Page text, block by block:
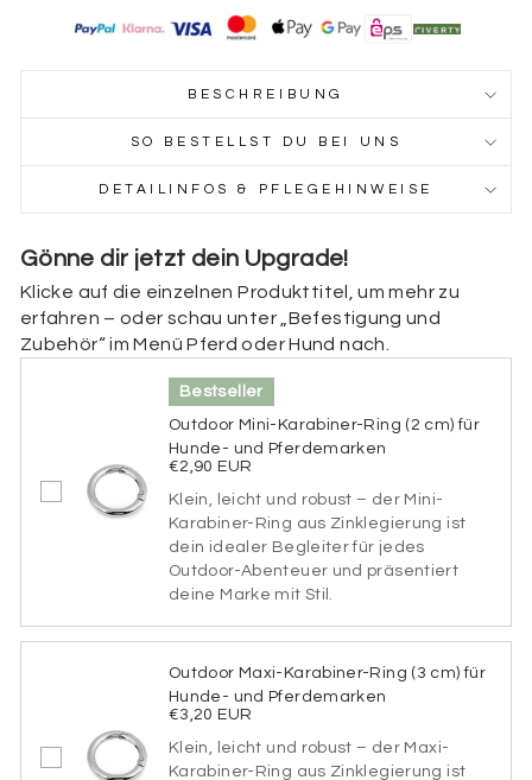
Telefonnummer sollen wir auf die Marke drucken?
Du möchtest keinen Namen oder keine Nummer?
Name des Hundes
Beschriftung der Rückseite
Hier kannst du die Rückseite deiner Marke
Adresse, einen Hinweis (z. B. „Ich bin gechipt“), deine
Tasso-Nummer oder spezielle medizinische Infos (z.
B. „Diabetiker“, „allergisch gegen bestimmte
Medikamente“) hinzu. Wenn du die Rückseite nicht
personalisieren möchtest, kannst du dieses Feld
einfach überspringen.
Beschriftung der Rückseite
Bitte wähle eine Schriftart aus.
BESCHREIBUNG
SO BESTELLST DU BEI UNS
DETAILINFOS & PFLEGEHINWEISE
Gönne dir jetzt dein Upgrade!
Klicke auf die einzelnen Produkttitel, um mehr zu
erfahren – oder schau unter „Befestigung und
Zubehör“ im Menü Pferd oder Hund nach.
Bestseller
Outdoor Mini-Karabiner-Ring (2 cm) für
Hunde- und Pferdemarken
€2,90 EUR
Klein, leicht und robust – der Mini-
Karabiner-Ring aus Zinklegierung ist
dein idealer Begleiter für jedes
Outdoor-Abenteuer und präsentiert
deine Marke mit Stil.
Outdoor Maxi-Karabiner-Ring (3 cm) für
Hunde- und Pferdemarken
€3,20 EUR
Klein, leicht und robust – der Maxi-
Karabiner-Ring aus Zinklegierung ist